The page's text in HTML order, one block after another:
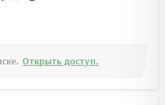
Открыть доступ.